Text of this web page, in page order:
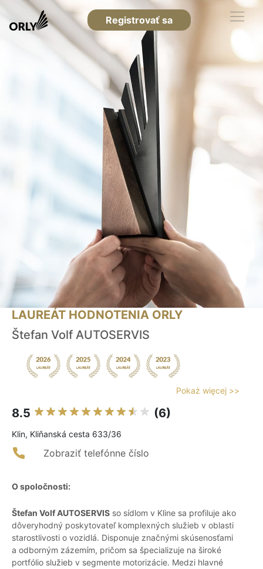
Registrovať sa
LAUREÁT HODNOTENIA ORLY
Štefan Volf AUTOSERVIS
Pokaż więcej >>
8.5 (6)
Klin, Kliňanská cesta 633/36
Zobraziť telefónne číslo
O spoločnosti:
Štefan Volf AUTOSERVIS so sídlom v Kline sa profiluje ako
dôveryhodný poskytovateľ komplexných služieb v oblasti
starostlivosti o vozidlá. Disponuje značnými skúsenosťami
a odborným zázemím, pričom sa špecializuje na široké
portfólio služieb v segmente motorizácie. Medzi hlavné